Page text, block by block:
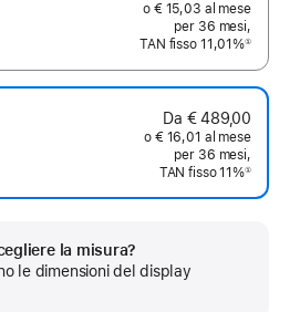
o € 15,03 al mese
per 36 mesi,
TAN fisso 11,01%①
Da € 489,00
o € 16,01 al mese
per 36 mesi,
TAN fisso 11%①
la misura?
le dimensioni del display